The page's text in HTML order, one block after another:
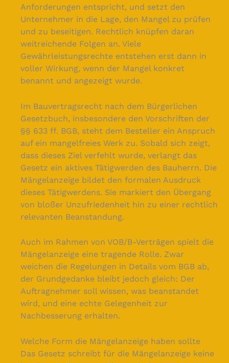
Anforderungen entspricht, und setzt den
Unternehmer in die Lage, den Mangel zu prüfen
und zu beseitigen. Rechtlich knüpfen daran
weitreichende Folgen an. Viele
Gewährleistungsrechte entstehen erst dann in
voller Wirkung, wenn der Mangel konkret
benannt und angezeigt wurde.
Im Bauvertragsrecht nach dem Bürgerlichen
Gesetzbuch, insbesondere den Vorschriften der
§§ 633 ff. BGB, steht dem Besteller ein Anspruch
auf ein mangelfreies Werk zu. Sobald sich zeigt,
dass dieses Ziel verfehlt wurde, verlangt das
Gesetz ein aktives Tätigwerden des Bauherrn. Die
Mängelanzeige bildet den formalen Ausdruck
dieses Tätigwerdens. Sie markiert den Übergang
von bloßer Unzufriedenheit hin zu einer rechtlich
relevanten Beanstandung.
Auch im Rahmen von VOB/B-Verträgen spielt die
Mängelanzeige eine tragende Rolle. Zwar
weichen die Regelungen in Details vom BGB ab,
der Grundgedanke bleibt jedoch gleich: Der
Auftragnehmer soll wissen, was beanstandet
wird, und eine echte Gelegenheit zur
Nachbesserung erhalten.
Welche Form die Mängelanzeige haben sollte
Das Gesetz schreibt für die Mängelanzeige keine